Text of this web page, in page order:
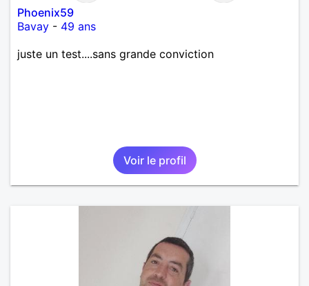
Phoenix59
Bavay - 49 ans
juste un test....sans grande conviction
Voir le profil